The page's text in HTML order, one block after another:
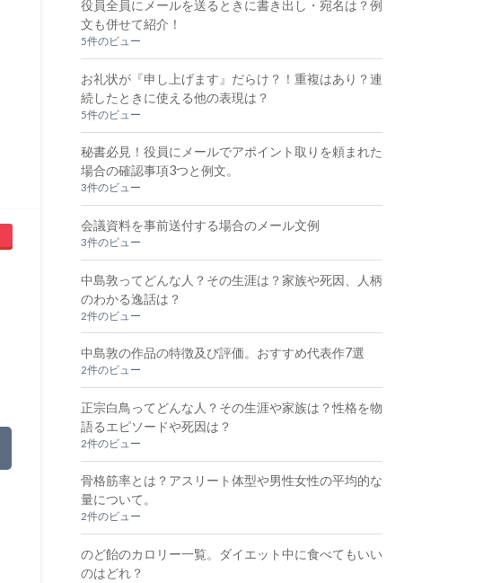
役員全員にメールを送るときに書き出し・宛名は？例
文も併せて紹介！
5件のビュー
お礼状が『申し上げます』だらけ？！重複はあり？連
続したときに使える他の表現は？
5件のビュー
秘書必見！役員にメールでアポイント取りを頼まれた
場合の確認事項3つと例文。
3件のビュー
会議資料を事前送付する場合のメール文例
3件のビュー
中島敦ってどんな人？その生涯は？家族や死因、人柄
のわかる逸話は？
2件のビュー
中島敦の作品の特徴及び評価。おすすめ代表作7選
2件のビュー
正宗白鳥ってどんな人？その生涯や家族は？性格を物
語るエピソードや死因は？
2件のビュー
骨格筋率とは？アスリート体型や男性女性の平均的な
量について。
2件のビュー
のど飴のカロリー一覧。ダイエット中に食べてもいい
のはどれ？